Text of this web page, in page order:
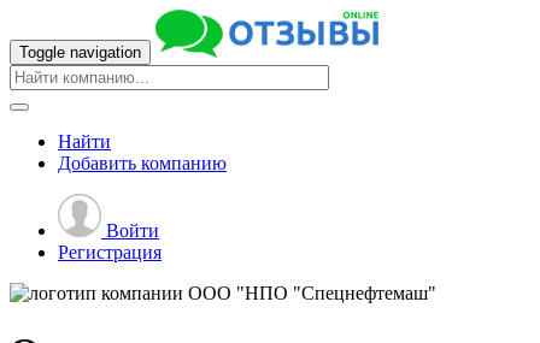
Toggle navigation
Найти
Добавить компанию
Войти
Регистрация